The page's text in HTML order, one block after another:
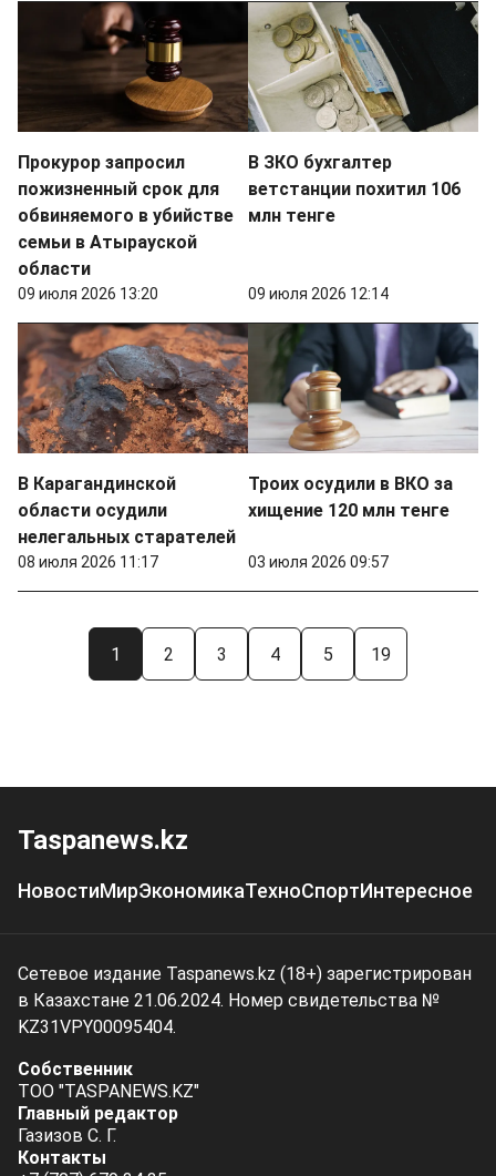
Прокурор запросил
пожизненный срок для
обвиняемого в убийстве
семьи в Атырауской
области
09 июля 2026 13:20
В ЗКО бухгалтер
ветстанции похитил 106
млн тенге
09 июля 2026 12:14
В Карагандинской
области осудили
нелегальных старателей
08 июля 2026 11:17
Троих осудили в ВКО за
хищение 120 млн тенге
03 июля 2026 09:57
1 2 3 4 5 19
Taspanews.kz
НовостиМирЭкономикаТехноСпортИнтересное
Сетевое издание Taspanews.kz (18+) зарегистрирован
в Казахстане 21.06.2024. Номер свидетельства №
KZ31VPY00095404.
Собственник
ТОО "TASPANEWS.KZ"
Главный редактор
Газизов С. Г.
Контакты